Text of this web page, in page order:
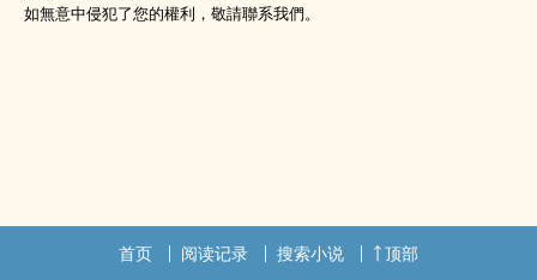
如無意中侵犯了您的權利，敬請聯系我們。
首页 阅读记录 搜索小说 顶部